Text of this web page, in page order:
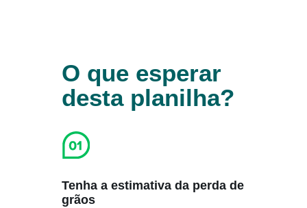
O que esperar
desta planilha?
Tenha a estimativa da perda de
grãos